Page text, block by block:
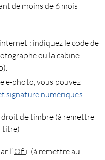
de moins de 6 mois
: indiquez le code de
ou la cabine
e-photo, vous pouvez
signature numériques
de timbre (à remettre
titre)
l’ Ofii (à remettre au